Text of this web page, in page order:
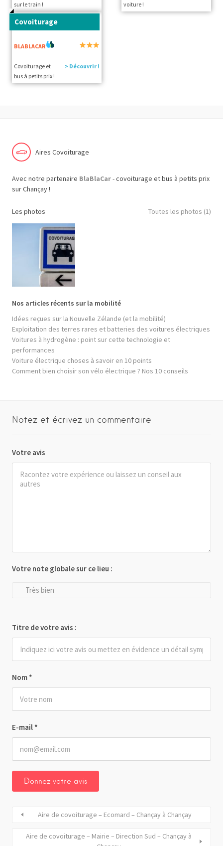
sur le train !
voiture !
Covoiturage
BLABLACAR
Covoiturage et
bus à petits prix !
> Découvrir !
Aires Covoiturage
Avec notre partenaire BlaBlaCar- covoiturage et bus à petits prix
sur Chançay !
Les photos Toutes les photos (1)
Nos articles récents sur la mobilité
Idées reçues sur la Nouvelle Zélande (et la mobilité)
Exploitation des terres rares et batteries des voitures électriques
Voitures à hydrogène : point sur cette technologie et
performances
Voiture électrique choses à savoir en 10 points
Comment bien choisir son vélo électrique ? Nos 10 conseils
Notez et écrivez un commentaire
Votre avis
Nom *
E-mail *
Votre note globale sur ce lieu :
Très bien
Titre de votre avis :
Aire de covoiturage – Ecomard – Chançay à Chançay
Aire de covoiturage – Mairie – Direction Sud – Chançay à